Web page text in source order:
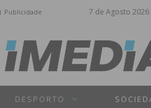
7 de Agosto 2026
Publicidade
DESPORTO